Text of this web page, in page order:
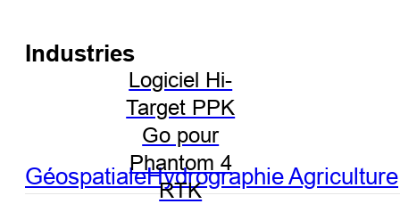
Logiciel Hi-
Target PPK
Go pour
Phantom 4
RTK
Industries
GéospatialeHydrographieAgriculture